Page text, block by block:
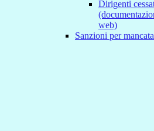
Dirigenti
web)
Sanzioni per